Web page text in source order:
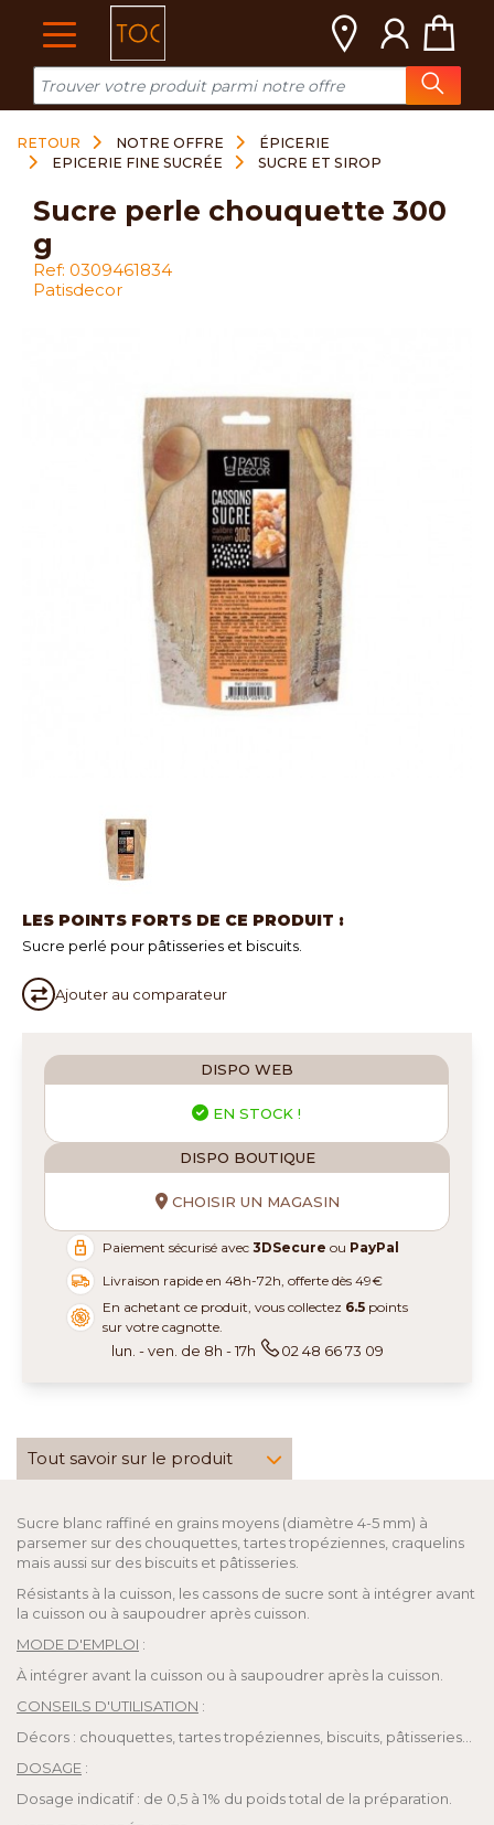
RETOUR NOTRE OFFRE
ÉPICERIE
EPICERIE FINE SUCRÉE
SUCRE ET SIROP
LES POINTS FORTS DE CE PRODUIT :
Sucre perlé pour pâtisseries et biscuits.
Ajouter au comparateur
sucre perle chouquette 300
g
Ref: 0309461834
Patisdecor
DISPO WEB
EN STOCK !
DISPO BOUTIQUE
CHOISIR UN MAGASIN
Paiement sécurisé avec3DSecure ou PayPal
Livraison rapide en 48h-72h, offerte dès 49€
En achetant ce produit, vous collectez 6.5 points
sur votre cagnotte.
lun. - ven. de 8h - 17h 02 48 66 73 09
Tout savoir sur le produit
Sucre blanc raffiné en grains moyens (diamètre 4-5 mm) à
parsemer sur des chouquettes, tartes tropéziennes, craquelins
mais aussi sur des biscuits et pâtisseries.
Résistants à la cuisson, les cassons de sucre sont à intégrer avant
la cuisson ou à saupoudrer après cuisson.
MODE D'EMPLOI :
À intégrer avant la cuisson ou à saupoudrer après la cuisson.
CONSEILS D'UTILISATION :
Décors : chouquettes, tartes tropéziennes, biscuits, pâtisseries…
DOSAGE :
Dosage indicatif : de 0,5 à 1% du poids total de la préparation.
Cookies management panel